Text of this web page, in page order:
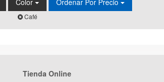
Café
Tienda Online